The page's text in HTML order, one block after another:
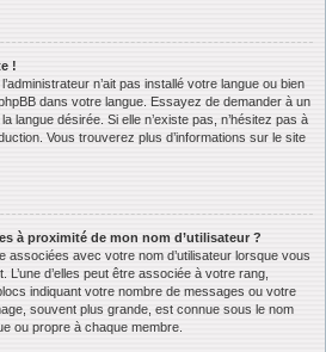
!
n’ait pas installé votre langue ou bien
dans votre langue. Essayez de demander à un
langue désirée. Si elle n’existe pas, n’hésitez pas à
Vous trouverez plus d’informations sur le site
à proximité de mon nom d’utilisateur ?
associées avec votre nom d’utilisateur lorsque vous
d’elles peut être associée à votre rang,
indiquant votre nombre de messages ou votre
souvent plus grande, est connue sous le nom
ou propre à chaque membre.